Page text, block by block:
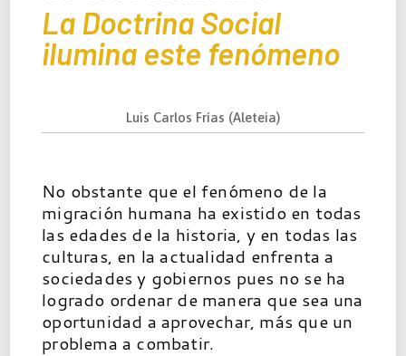
La Doctrina Social
ilumina este fenómeno
Luis Carlos Frías (Aleteia)
No obstante que el fenómeno de la
migración humana ha existido en todas
las edades de la historia, y en todas las
culturas, en la actualidad enfrenta a
sociedades y gobiernos pues no se ha
logrado ordenar de manera que sea una
oportunidad a aprovechar, más que un
problema a combatir.